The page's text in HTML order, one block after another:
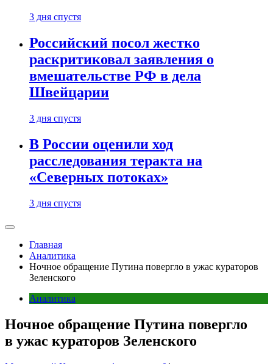
3 дня спустя
Российский посол жестко
раскритиковал заявления о
вмешательстве РФ в дела
Швейцарии
3 дня спустя
В России оценили ход
расследования теракта на
«Северных потоках»
3 дня спустя
Главная
Аналитика
Ночное обращение Путина повергло в ужас кураторов
Зеленского
Аналитика
Ночное обращение Путина повергло
в ужас кураторов Зеленского